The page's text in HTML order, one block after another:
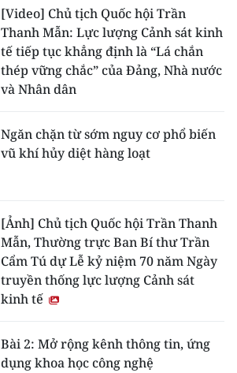
[Video] Chủ tịch Quốc hội Trần
Thanh Mẫn: Lực lượng Cảnh sát kinh
tế tiếp tục khẳng định là “Lá chắn
thép vững chắc” của Đảng, Nhà nước
và Nhân dân
Ngăn chặn từ sớm nguy cơ phổ biến
vũ khí hủy diệt hàng loạt
[Ảnh] Chủ tịch Quốc hội Trần Thanh
Mẫn, Thường trực Ban Bí thư Trần
Cẩm Tú dự Lễ kỷ niệm 70 năm Ngày
truyền thống lực lượng Cảnh sát
kinh tế
Bài 2: Mở rộng kênh thông tin, ứng
dụng khoa học công nghệ